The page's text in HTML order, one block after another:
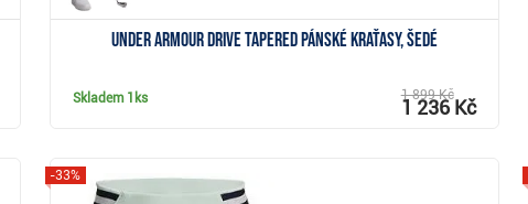
Under Armour Drive Tapered pánské kraťasy, šedé
Skladem 1ks 1 899 Kč
1 236 Kč
-33%